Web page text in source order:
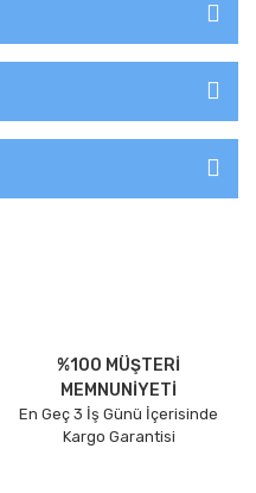
%100 MÜŞTERİ
MEMNUNİYETİ
En Geç 3 İş Günü İçerisinde
Kargo Garantisi